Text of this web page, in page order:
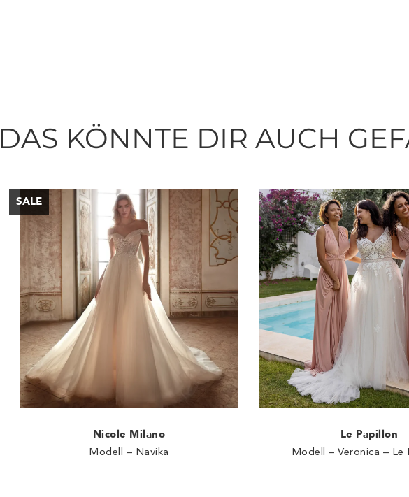
DAS KÖNNTE DIR AUCH
Nicole Milano
Modell – Navika
Le Papillon
Modell – Veronica – Le